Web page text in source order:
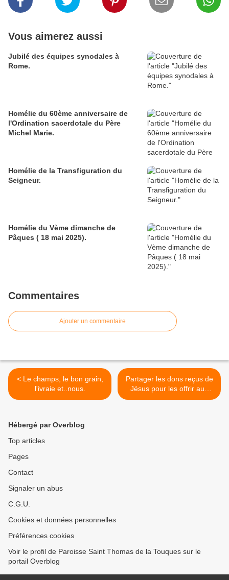
Vous aimerez aussi
Jubilé des équipes synodales à
Rome.
Homélie du 60ème anniversaire de
l'Ordination sacerdotale du Père
Michel Marie.
Homélie de la Transfiguration du
Seigneur.
Homélie du Vème dimanche de
Pâques ( 18 mai 2025).
Commentaires
Ajouter un commentaire
< Le champs, le bon grain,
l'ivraie et..nous.
Partager les dons reçus de
Jésus pour les offrir aux
hommes. >
Hébergé par Overblog
Top articles
Pages
Contact
Signaler un abus
C.G.U.
Cookies et données personnelles
Préférences cookies
Voir le profil de Paroisse Saint Thomas de la Touques sur le
portail Overblog